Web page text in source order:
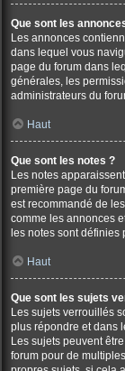
Que sont les
Les annonces
dans lequel vous
page du forum dans
générales, les
administrateurs du
Haut
Que sont les notes ?
Les notes
première page du
est recommandé de
comme les annonces
les notes sont
Haut
Que sont les sujets
Les sujets verrouillés
plus répondre et dans
Les sujets peuvent
forum pour de